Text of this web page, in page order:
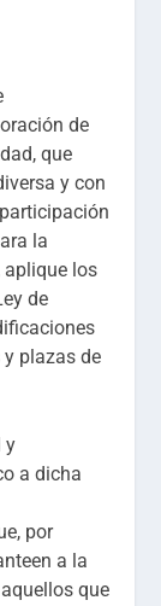
de
que
y con
la
aplique los
de
plazas de
y
a dicha
por
a la
que